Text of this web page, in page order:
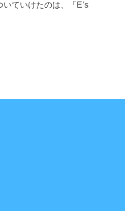
ていけたのは、「E’s